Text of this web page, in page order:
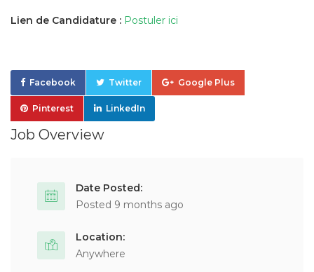
Lien de Candidature : Postuler ici
Facebook Twitter Google Plus
Pinterest LinkedIn
Job Overview
Date Posted:
Posted 9 months ago
Location:
Anywhere